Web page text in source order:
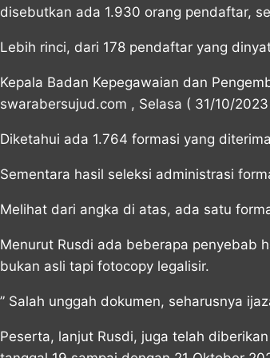
disebutkan ada 1.930 orang pendaftar,
Lebih rinci, dari 178 pendaftar yang
Kepala Badan Kepegawaian dan
swarabersujud.com , Selasa ( 31/10/
Diketahui ada 1.764 formasi yang
Sementara hasil seleksi administrasi
Melihat dari angka di atas, ada satu
Menurut Rusdi ada beberapa penyebab
bukan asli tapi fotocopy legalisir.
” Salah unggah dokumen, seharusnya
Peserta, lanjut Rusdi, juga telah